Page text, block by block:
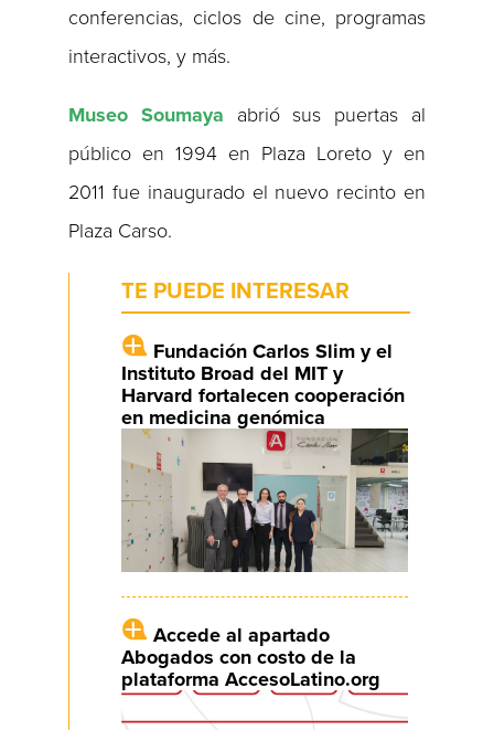
conferencias, ciclos de cine, programas
interactivos, y más.
Museo Soumaya abrió sus puertas al
público en 1994 en Plaza Loreto y en
2011 fue inaugurado el nuevo recinto en
Plaza Carso.
TE PUEDE INTERESAR
Fundación Carlos Slim y el
Instituto Broad del MIT y
Harvard fortalecen cooperación
en medicina genómica
Accede al apartado
Abogados con costo de la
plataforma AccesoLatino.org